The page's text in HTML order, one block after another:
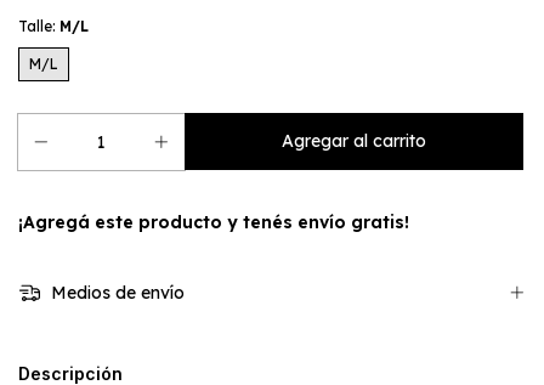
Talle: M/L
M/L
¡Agregá este producto y tenés envío gratis!
Medios de envío
Descripción